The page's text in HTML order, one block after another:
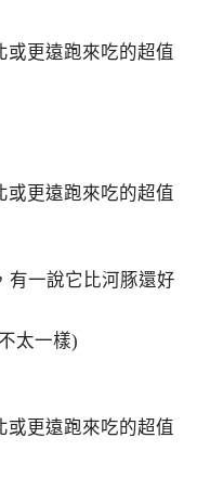
有一說它比河豚還好
太一樣)